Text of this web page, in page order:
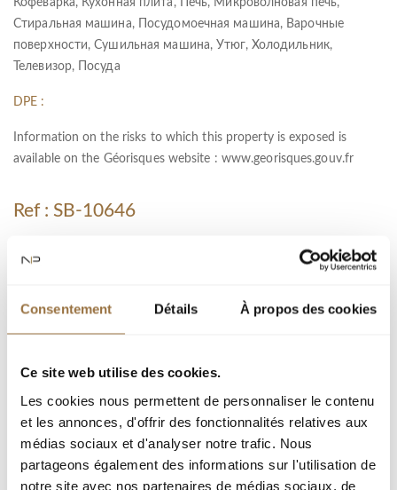
Consentement Détails À propos des cookies
Ce site web utilise des cookies.
Les cookies nous permettent de personnaliser le contenu
et les annonces, d'offrir des fonctionnalités relatives aux
médias sociaux et d'analyser notre trafic. Nous
partageons également des informations sur l'utilisation de
notre site avec nos partenaires de médias sociaux, de
Кофеварка, Кухонная плита, Печь, Микроволновая печь,
Стиральная машина, Посудомоечная машина, Варочные
поверхности, Сушильная машина, Утюг, Холодильник,
Телевизор, Посуда
DPE :
Information on the risks to which this property is exposed is
available on the Géorisques website : www.georisques.gouv.fr
Ref : SB-10646
Площадь : 55 m²
Спальня : 1
терраса : 18 m²